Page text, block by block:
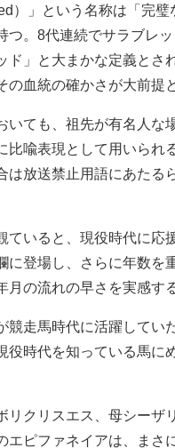
）」という名称は「完璧
つ。8代連続でサラブレ
ド」と大まかな定義とさ
の血統の確かさが大前提
いても、祖先が有名人な
比喩表現として用いられ
は放送禁止用語にあたる
ていると、現役時代に応
に登場し、さらに年数を
月の流れの早さを実感す
競走馬時代に活躍してい
役時代を知っている馬に
リクリスエス、母シーザ
エピファネイアは、まさ